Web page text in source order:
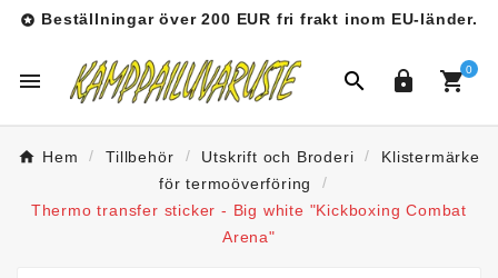
 Beställningar över 200 EUR fri frakt inom EU-länder.
   0
Hem Tillbehör Utskrift och Broderi
Klistermärke
för termoöverföring
Thermo transfer sticker - Big white "Kickboxing Combat
Arena"